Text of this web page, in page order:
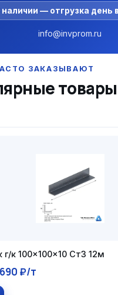
наличии — отгрузка день
info@invprom.ru
товары
г/к 100×100×10 Ст3 12м
₽/т